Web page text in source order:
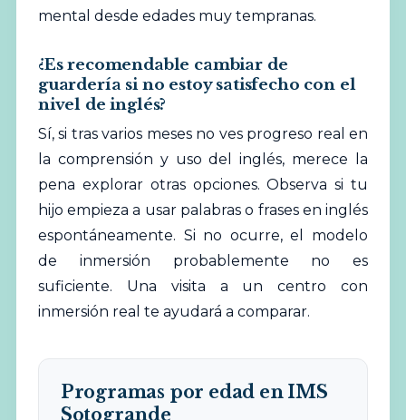
mental desde edades muy tempranas.
¿Es recomendable cambiar de
guardería si no estoy satisfecho con el
nivel de inglés?
Sí, si tras varios meses no ves progreso real en
la comprensión y uso del inglés, merece la
pena explorar otras opciones. Observa si tu
hijo empieza a usar palabras o frases en inglés
espontáneamente. Si no ocurre, el modelo
de inmersión probablemente no es
suficiente. Una visita a un centro con
inmersión real te ayudará a comparar.
Programas por edad en IMS
Sotogrande